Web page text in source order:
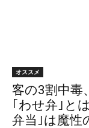
オススメ
客の3割中毒
｢わせ弁｣と
弁当｣は魔性